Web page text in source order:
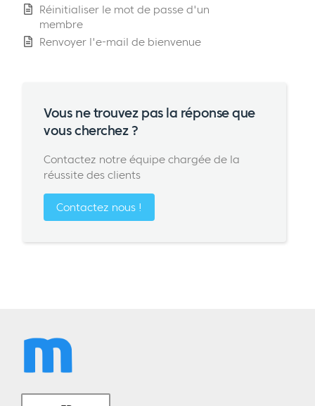
Réinitialiser le mot de passe d'un
membre
Renvoyer l'e-mail de bienvenue
Vous ne trouvez pas la réponse que
vous cherchez ?
Contactez notre équipe chargée de la
réussite des clients
Contactez nous !